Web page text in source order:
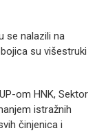
se nalazili na
su višestruki
om HNK, Sektor
istražnih
činjenica i